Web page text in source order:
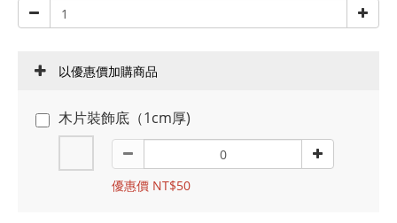
以優惠價加購商品
木片裝飾底（1cm厚)
優惠價 NT$50